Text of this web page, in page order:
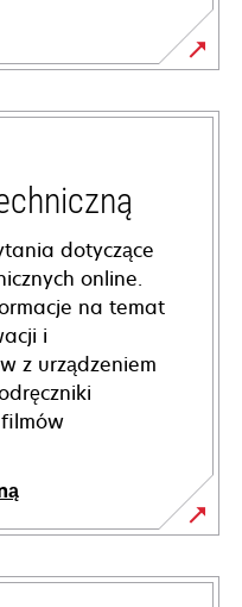
dotyczące
online.
na temat
i
z urządzeniem